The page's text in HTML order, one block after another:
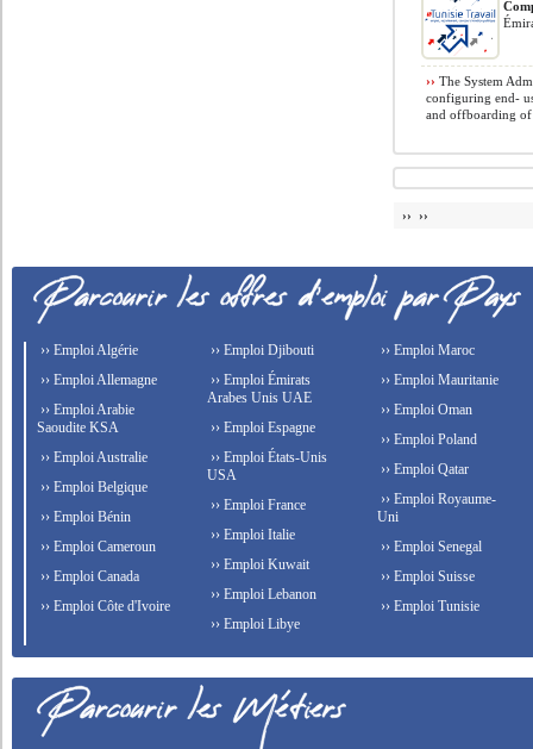
›› The System
configuring end-
and offboarding of
›› ››
›› Emploi Algérie
›› Emploi Allemagne
›› Emploi Arabie
Saoudite KSA
›› Emploi Australie
›› Emploi Belgique
›› Emploi Bénin
›› Emploi Cameroun
›› Emploi Canada
›› Emploi Côte d'Ivoire
›› Emploi Djibouti
›› Emploi Émirats
Arabes Unis UAE
›› Emploi Espagne
›› Emploi États-Unis
USA
›› Emploi France
›› Emploi Italie
›› Emploi Kuwait
›› Emploi Lebanon
›› Emploi Libye
›› Emploi Maroc
›› Emploi Mauritanie
›› Emploi Oman
›› Emploi Poland
›› Emploi Qatar
›› Emploi Royaume-
Uni
›› Emploi Senegal
›› Emploi Suisse
›› Emploi Tunisie